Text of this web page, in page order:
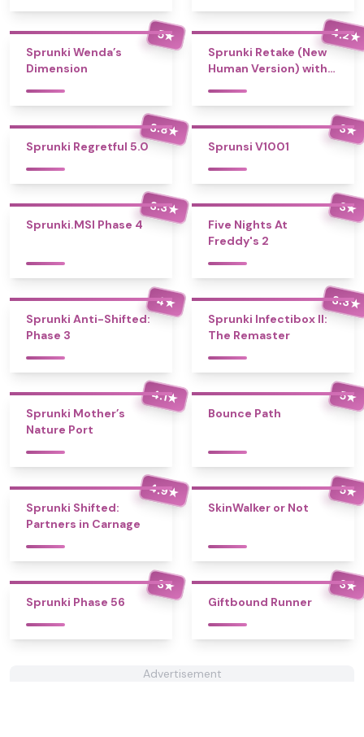
5★
Sprunki Wenda’s
Dimension
4.2★
Sprunki Retake (New
Human Version) with
3.8★
Sprunki Regretful 5.0
3★
Sprunsi V1001
3.3★
Sprunki.MSI Phase 4
3★
Five Nights At
Freddy's 2
4★
Sprunki Anti-Shifted:
Phase 3
3.3★
Sprunki Infectibox II:
The Remaster
4.1★
Sprunki Mother’s
Nature Port
5★
Bounce Path
4.9★
Sprunki Shifted:
Partners in Carnage
5★
SkinWalker or Not
3★
Sprunki Phase 56
3★
Giftbound Runner
Advertisement